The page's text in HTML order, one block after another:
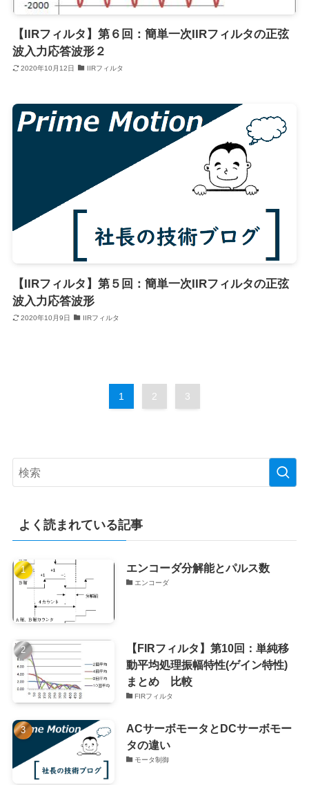
【IIRフィルタ】第６回：簡単一次IIRフィルタの正弦
波入力応答波形２
2020年10月12日 IIRフィルタ
【IIRフィルタ】第５回：簡単一次IIRフィルタの正弦
波入力応答波形
2020年10月9日 IIRフィルタ
1 2 3
よく読まれている記事
エンコーダ分解能とパルス数
エンコーダ
【FIRフィルタ】第10回：単純移
動平均処理振幅特性(ゲイン特性)
まとめ 比較
FIRフィルタ
ACサーボモータとDCサーボモー
タの違い
モータ制御